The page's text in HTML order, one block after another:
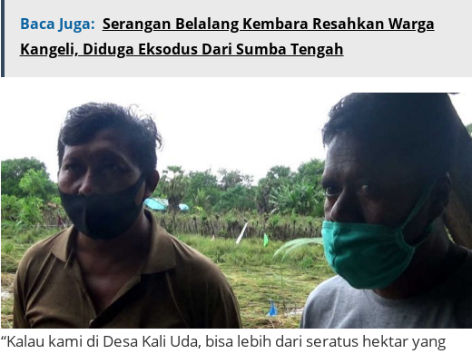
Baca Juga: Serangan Belalang Kembara Resahkan Warga
Kangeli, Diduga Eksodus Dari Sumba Tengah
“Kalau kami di Desa Kali Uda, bisa lebih dari seratus hektar yang